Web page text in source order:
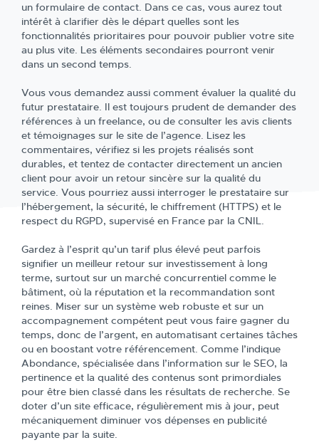
un formulaire de contact. Dans ce cas, vous aurez tout
intérêt à clarifier dès le départ quelles sont les
fonctionnalités prioritaires pour pouvoir publier votre site
au plus vite. Les éléments secondaires pourront venir
dans un second temps.
Vous vous demandez aussi comment évaluer la qualité du
futur prestataire. Il est toujours prudent de demander des
références à un freelance, ou de consulter les avis clients
et témoignages sur le site de l’agence. Lisez les
commentaires, vérifiez si les projets réalisés sont
durables, et tentez de contacter directement un ancien
client pour avoir un retour sincère sur la qualité du
service. Vous pourriez aussi interroger le prestataire sur
l’hébergement, la sécurité, le chiffrement (HTTPS) et le
respect du RGPD, supervisé en France par la CNIL.
Gardez à l’esprit qu’un tarif plus élevé peut parfois
signifier un meilleur retour sur investissement à long
terme, surtout sur un marché concurrentiel comme le
bâtiment, où la réputation et la recommandation sont
reines. Miser sur un système web robuste et sur un
accompagnement compétent peut vous faire gagner du
temps, donc de l’argent, en automatisant certaines tâches
ou en boostant votre référencement. Comme l’indique
Abondance, spécialisée dans l’information sur le SEO, la
pertinence et la qualité des contenus sont primordiales
pour être bien classé dans les résultats de recherche. Se
doter d’un site efficace, régulièrement mis à jour, peut
mécaniquement diminuer vos dépenses en publicité
payante par la suite.